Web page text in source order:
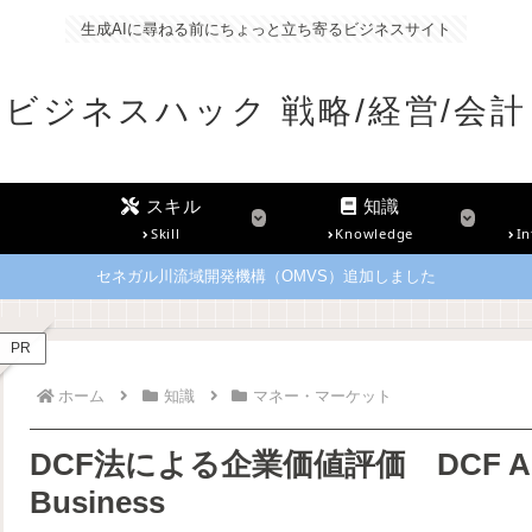
生成AIに尋ねる前にちょっと立ち寄るビジネスサイト
ビジネスハック 戦略/経営/会計
スキル
Skill
知識
Knowledge
セネガル川流域開発機構（OMVS）追加しました
PR
ホーム 知識 マネー・マーケット
DCF法による企業価値評価 DCF
Business